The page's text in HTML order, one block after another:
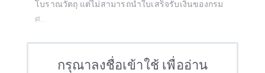
โบราณวัตถุ แต่ไม่สามารถนำใบเสร็จรับเงินของกรม
ศ...
กรุณาลงชื่อเข้าใช้ เพื่ออ่าน